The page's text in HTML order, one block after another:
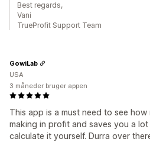
Best regards,
Vani
TrueProfit Support Team
This app is a must need to see
making in profit and saves you a
calculate it yourself. Durra over
GowiLab
USA
3 måneder bruger appen